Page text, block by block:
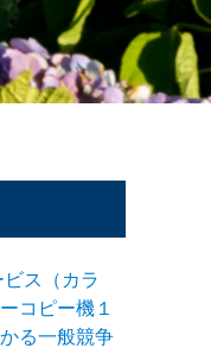
ス（カラ
コピー機１
る一般競争